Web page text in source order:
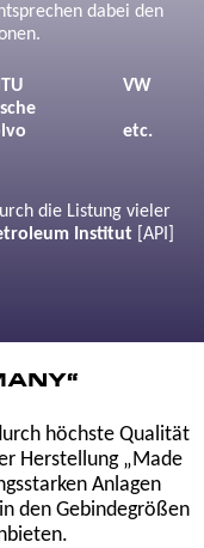
dabei den
VW
etc.
die Listung vieler
Institut [API]
höchste Qualität
Herstellung „Made
Anlagen
den Gebindegrößen